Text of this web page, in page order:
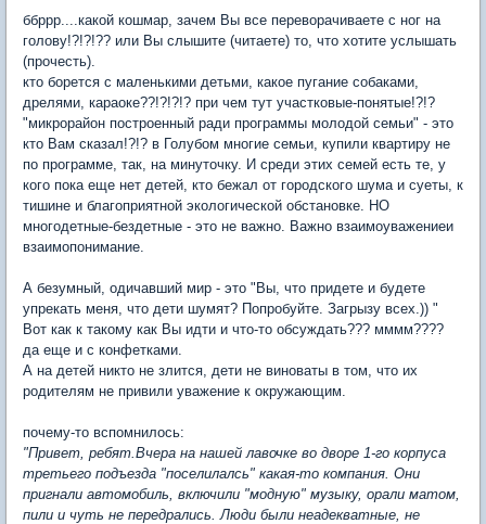
ббррр....какой кошмар, зачем Вы все переворачиваете с ног на
голову!?!?!?? или Вы слышите (читаете) то, что хотите услышать
(прочесть).
кто борется с маленькими детьми, какое пугание собаками,
дрелями, караоке??!?!?!? при чем тут участковые-понятые!?!?
"микрорайон построенный ради программы молодой семьи" - это
кто Вам сказал!?!? в Голубом многие семьи, купили квартиру не
по программе, так, на минуточку. И среди этих семей есть те, у
кого пока еще нет детей, кто бежал от городского шума и суеты, к
тишине и благоприятной экологической обстановке. НО
многодетные-бездетные - это не важно. Важно взаимоуважениеи
взаимопонимание.
А безумный, одичавший мир - это "Вы, что придете и будете
упрекать меня, что дети шумят? Попробуйте. Загрызу всех.)) "
Вот как к такому как Вы идти и что-то обсуждать??? мммм????
да еще и с конфетками.
А на детей никто не злится, дети не виноваты в том, что их
родителям не привили уважение к окружающим.
почему-то вспомнилось:
"Привет, ребят.Вчера на нашей лавочке во дворе 1-го корпуса
третьего подъезда "поселилалсь" какая-то компания. Они
пригнали автомобиль, включили "модную" музыку, орали матом,
пили и чуть не передрались. Люди были неадекватные, не